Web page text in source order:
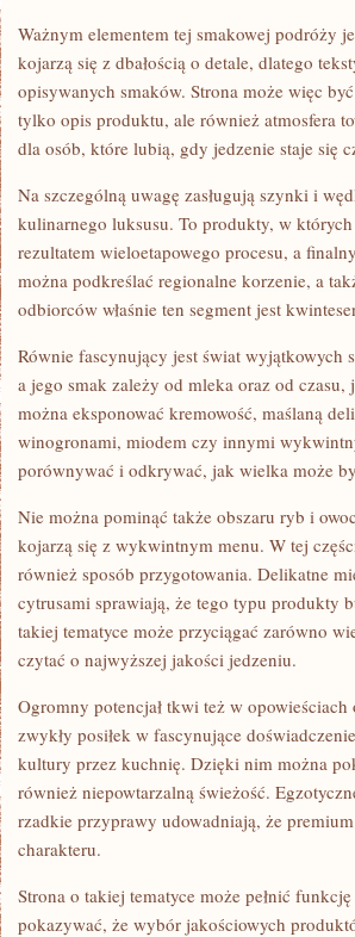
Ważnym elementem tej smakowej podróży
kojarzą się z dbałością o detale, dlatego
opisywanych smaków. Strona może więc
tylko opis produktu, ale również atmosfera
dla osób, które lubią, gdy jedzenie staje się
Na szczególną uwagę zasługują szynki i
kulinarnego luksusu. To produkty, w
rezultatem wieloetapowego procesu, a
można podkreślać regionalne korzenie, a
odbiorców właśnie ten segment jest
Równie fascynujący jest świat wyjątkowych
a jego smak zależy od mleka oraz od
można eksponować kremowość, maślaną
winogronami, miodem czy innymi
porównywać i odkrywać, jak wielka może
Nie można pominąć także obszaru ryb i
kojarzą się z wykwintnym menu. W tej
również sposób przygotowania. Delikatne
cytrusami sprawiają, że tego typu produkty
takiej tematyce może przyciągać zarówno
czytać o najwyższej jakości jedzeniu.
Ogromny potencjał tkwi też w
zwykły posiłek w fascynujące
kultury przez kuchnię. Dzięki nim można
również niepowtarzalną świeżość.
rzadkie przyprawy udowadniają, że
charakteru.
Strona o takiej tematyce może pełnić
pokazywać, że wybór jakościowych